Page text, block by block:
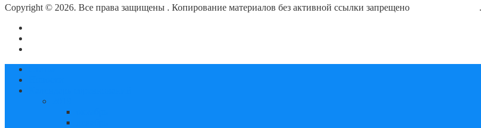
Copyright © 2026. Все права защищены . Копирование материалов без активной ссылки запрещено
.